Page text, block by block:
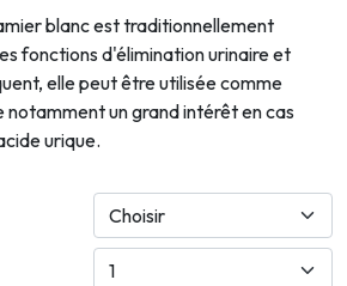
blanc est traditionnellement
fonctions d'élimination urinaire et
elle peut être utilisée comme
un grand intérêt en cas
urique.